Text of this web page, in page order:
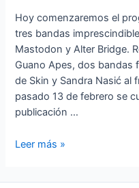
Hoy comenzaremos el
tres bandas
Mastodon y Alter Bridge.
Guano Apes, dos bandas
de Skin y Sandra Nasić
pasado 13 de febrero se
publicación …
Rock
Leer más »